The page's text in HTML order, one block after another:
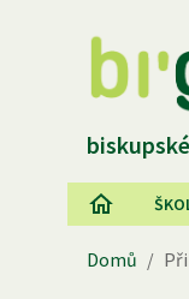
Domů /